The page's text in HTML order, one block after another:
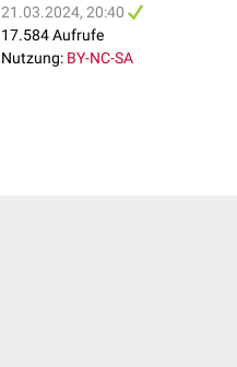
21.03.2024, 20:40
17.584 Aufrufe
Nutzung: BY-NC-SA